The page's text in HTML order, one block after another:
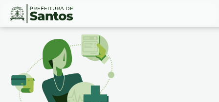
Ir
Conteúdo